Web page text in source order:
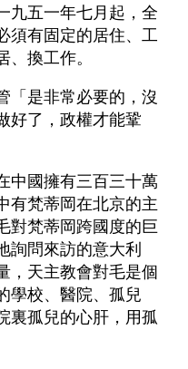
九五一年七月起，全
須有固定的居住、工
換工作。
「是非常必要的，沒
好了，政權才能鞏
中國擁有三百三十萬
有梵蒂岡在北京的主
對梵蒂岡跨國度的巨
詢問來訪的意大利
，天主教會對毛是個
學校、醫院、孤兒
裏孤兒的心肝，用孤